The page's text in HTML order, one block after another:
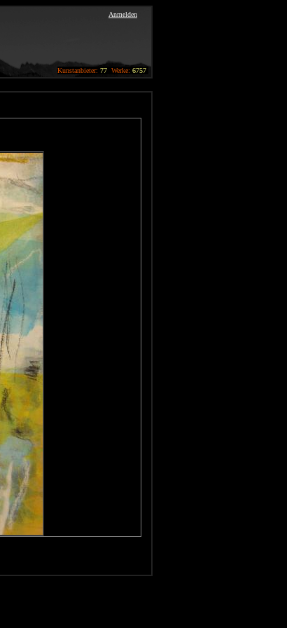
Anmelden
Kunstanbieter: 77 Werke: 6757